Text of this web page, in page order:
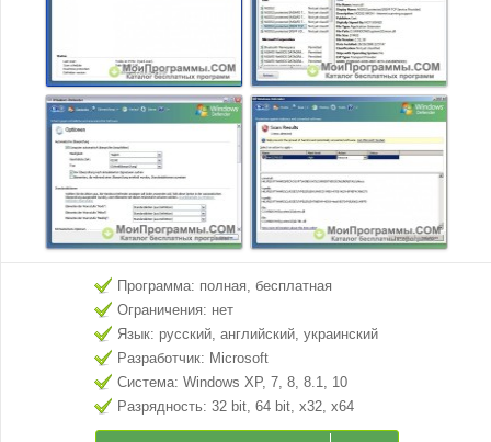
Программа: полная, бесплатная
Ограничения: нет
Язык: русский, английский, украинский
Разработчик: Microsoft
Система: Windows XP, 7, 8, 8.1, 10
Разрядность: 32 bit, 64 bit, x32, x64